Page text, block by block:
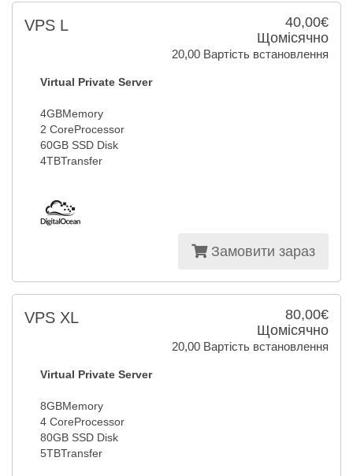
40,00€
Щомісячно
20,00 Вартість встановлення
VPS L
Virtual Private Server
4GBMemory
2 CoreProcessor
60GB SSD Disk
4TBTransfer
Замовити зараз
80,00€
Щомісячно
20,00 Вартість встановлення
VPS XL
Virtual Private Server
8GBMemory
4 CoreProcessor
80GB SSD Disk
5TBTransfer